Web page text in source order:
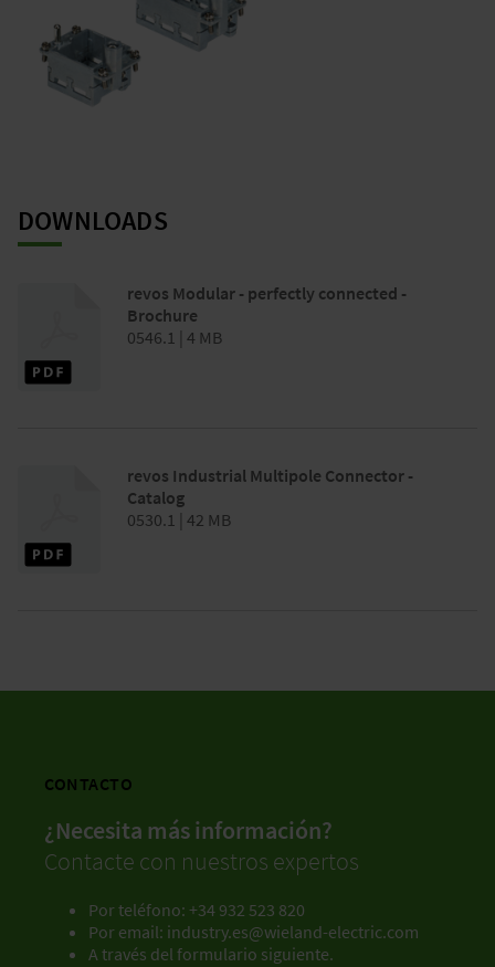
DOWNLOADS
revos Modular - perfectly connected -
Brochure
0546.1 | 4 MB
revos Industrial Multipole Connector -
Catalog
0530.1 | 42 MB
CONTACTO
¿Necesita más información?
Contacte con nuestros expertos
Por teléfono: +34 932 523 820
Por email: industry.es@wieland-electric.com
A través del formulario siguiente.